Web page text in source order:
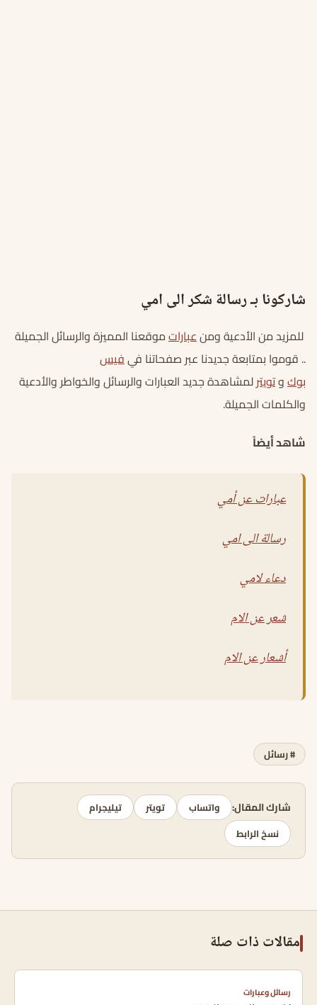
شاركونا بـ رسالة شكر الى امي
للمزيد من الأدعية ومنعباراتموقعنا المميزة والرسائل الجميلة
.. قوموا بمتابعة جديدنا عبر صفحاتنا فيفيس
بوكوتويترلمشاهدة جديد العبارات والرسائل والخواطر والأدعية
والكلمات الجميلة.
شاهد أيضاً
عبارات عن أمي
رسالة الى امي
دعاء لامي
شعر عن الام
أشعار عن الام
# رسائل
شارك المقال: واتساب تويتر
تيليجرام
نسخ الرابط
مقالات ذات صلة
رسائل وعبارات